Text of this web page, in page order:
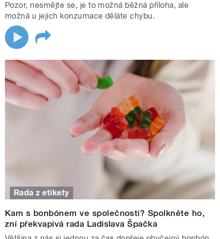
Pozor, nesmějte se, je to možná běžná příloha, ale
možná u jejich konzumace děláte chybu.
Rada z etikety
Kam s bonbónem ve společnosti? Spolkněte ho,
zní překvapivá rada Ladislava Špačka